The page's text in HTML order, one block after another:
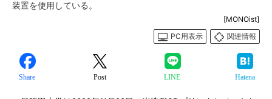
装置を使用している。
[MONOist]
PC用表示
関連情報
Share Post LINE Hatena